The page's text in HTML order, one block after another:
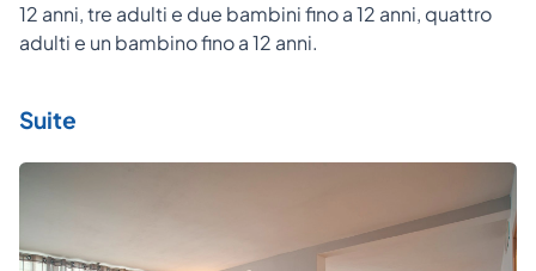
12 anni, tre adulti e due bambini fino a 12 anni, quattro
adulti e un bambino fino a 12 anni.
Suite